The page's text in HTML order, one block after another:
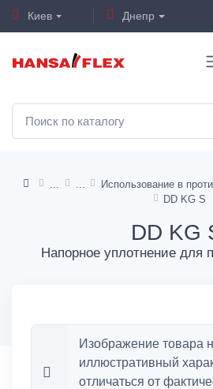
Киев Днепр
DD KG S
DD KG
Напорное уплотнение для
Изображение товара
иллюстративный
отличаться от